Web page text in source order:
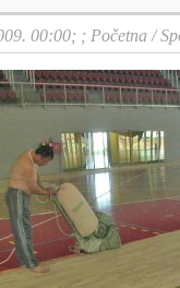
00:00; ; Početna /